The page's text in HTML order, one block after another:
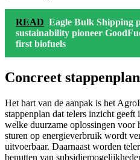
READ Eagle Bulk Shipping
sustainability pioneer
first biofuels
Concreet
Het hart van de aanpak is het
stappenplan dat telers inzicht
welke duurzame oplossingen voor
sturen op energieverbruik wordt
uitvoerbaar. Daarnaast worden
benutten van